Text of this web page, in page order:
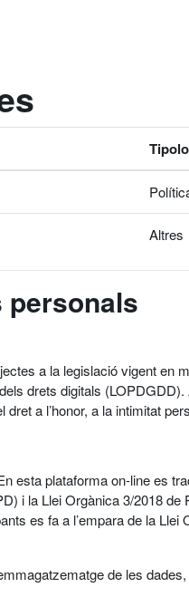
Altres
personals
a la legislació vigent
drets digitals
a l’honor, a la intimitat
esta plataforma on-line es
i la Llei Orgànica 3/2018
es fa a l’empara de la
de les